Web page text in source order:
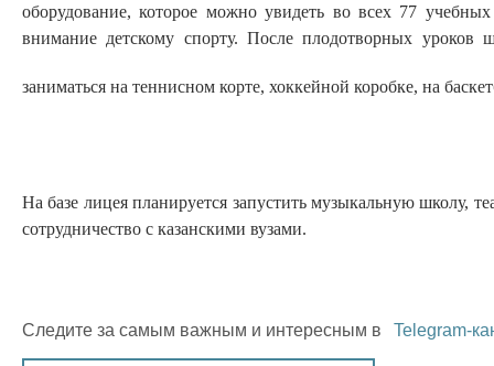
оборудование, которое можно увидеть во всех 77
внимание детскому спорту. После плодотворных уроков
заниматься на теннисном корте, хоккейной коробке, на
На базе лицея планируется запустить музыкальную школу,
сотрудничество с казанскими вузами.
Следите за самым важным и интересным в Telegram-